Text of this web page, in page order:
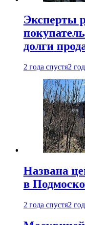
Эксперты
долги
2 года спустя2
Названа
в
2 года спустя2